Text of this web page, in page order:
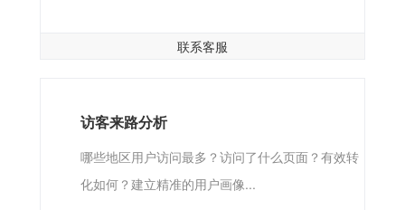
联系客服
访客来路分析
哪些地区用户访问最多？访问了什么页面？有效转
化如何？建立精准的用户画像...